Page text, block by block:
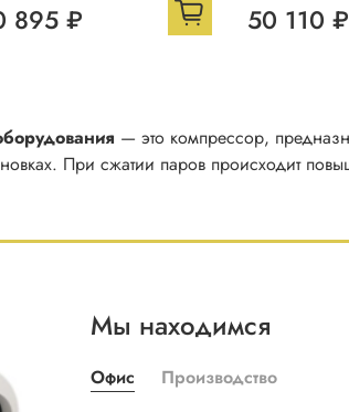
895 ₽ 50 110 ₽
— это компрессор,
При сжатии паров происходит
Мы находимся
Офис Производство